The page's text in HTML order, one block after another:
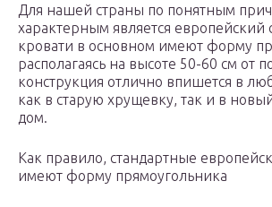
Для нашей страны по понятным
характерным является европейский
кровати в основном имеют форму
располагаясь на высоте 50-60 см от
конструкция отлично впишется в
как в старую хрущевку, так и в
дом.
Как правило, стандартные
имеют форму прямоугольника